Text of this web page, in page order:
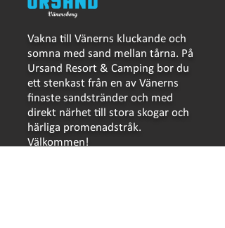
Vakna till Vänerns kluckande och
somna med sand mellan tårna. På
Ursand Resort & Camping bor du
ett stenkast från en av Vänerns
finaste sandstränder och med
direkt närhet till stora skogar och
härliga promenadstråk.
Välkommen!